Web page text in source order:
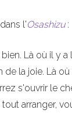
l'Osashizu:
Là où il y a
de la joie. Là
s'ouvrir le
arranger,